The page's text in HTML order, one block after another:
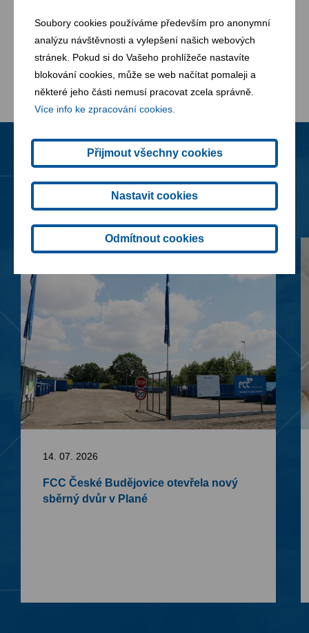
Soubory cookies používáme především pro anonymní
analýzu návštěvnosti a vylepšení našich webových
stránek. Pokud si do Vašeho prohlížeče nastavíte
blokování cookies, může se web načítat pomaleji a
některé jeho části nemusí pracovat zcela správně.
Více info ke zpracování cookies.
Přijmout všechny cookies
Nastavit cookies
Odmítnout cookies
obalech
Stavební odpad: 1,50Kč/kg
Všechny novinky
14. 07. 2026
FCC České Budějovice otevřela nový
sběrný dvůr v Plané